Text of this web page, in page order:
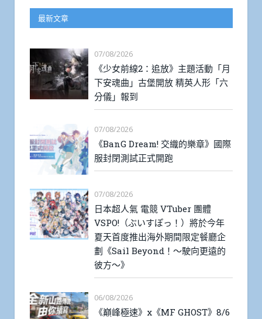
最新文章
07/08/2026
《少女前線2：追放》主題活動「月
下安魂曲」古堡開放 精英人形「六
分儀」報到
07/08/2026
《BanG Dream! 交織的樂章》國際
服封閉測試正式開跑
07/08/2026
日本超人氣 電競 VTuber 團體
VSPO!（ぶいすぽっ！）將於今年
夏天首度推出海外期間限定餐廳企
劃《Sail Beyond！～駛向更遠的
彼方～》
06/08/2026
《巔峰極速》x《MF GHOST》8/6